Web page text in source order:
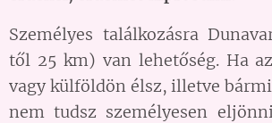
Személyes találkozásra
től 25 km) van lehetőség. Ha
vagy külföldön élsz, illetve
nem tudsz személyesen